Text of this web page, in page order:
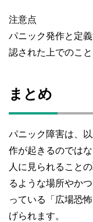
注意点
パニック発作と定
認された上でのこと
まとめ
パニック障害は、
作が起きるのでは
人に見られること
るような場所やか
っている「広場恐
げられます。